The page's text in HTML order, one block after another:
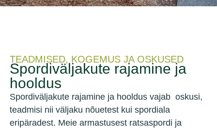
TEADMISED, KOGEMUS JA OSKUSED
Spordiväljakute rajamine ja
hooldus
Spordiväljakute rajamine ja hooldus vajab oskusi,
teadmisi nii väljaku nõuetest kui spordiala
eripäradest. Meie armastusest ratsaspordi ja